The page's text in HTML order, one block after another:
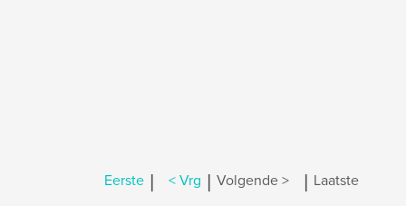
Eerste | < Vrg | Volgende > | Laatste